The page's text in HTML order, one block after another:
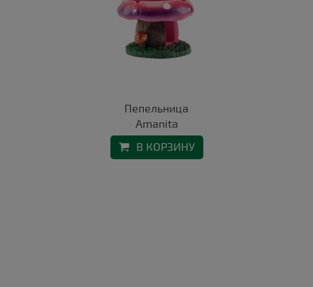
Пепельница
Amanita
В КОРЗИНУ